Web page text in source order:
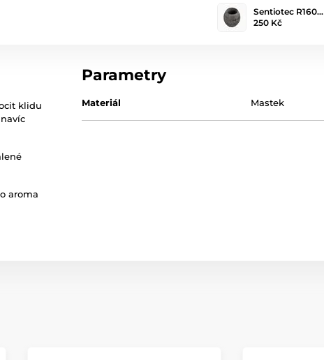
Sentiotec R160…
250 Kč
klidu
aroma
Parametry
Materiál Mastek